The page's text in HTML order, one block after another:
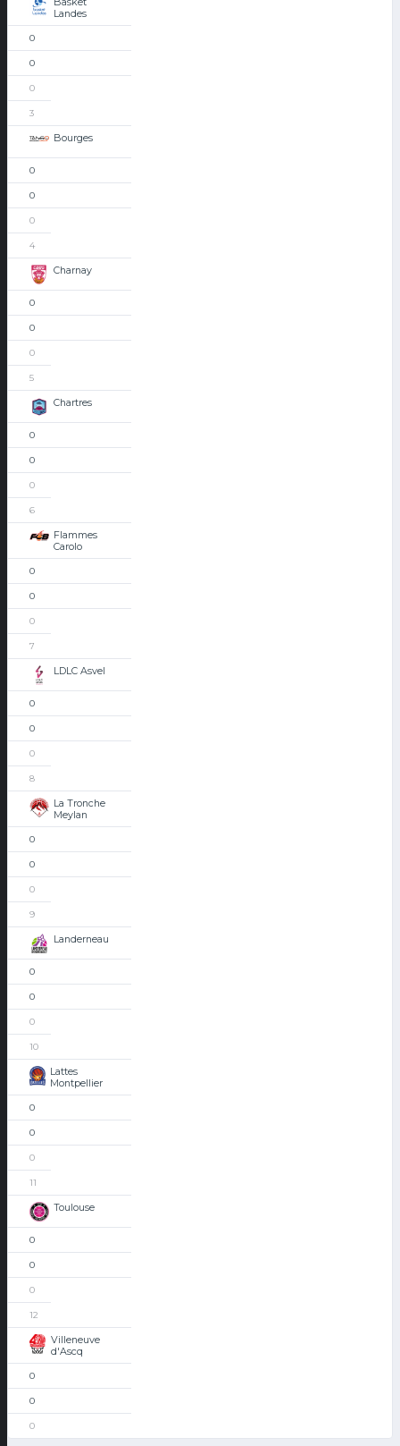
Landes
0
0
0
3
Bourges
0
0
0
4
Charnay
0
0
0
5
Chartres
0
0
0
6
Flammes
Carolo
0
0
0
7
LDLC Asvel
0
0
0
8
La Tronche
Meylan
0
0
0
9
Landerneau
0
0
0
10
Lattes
Montpellier
0
0
0
11
Toulouse
0
0
0
12
Villeneuve
d'Ascq
0
0
0